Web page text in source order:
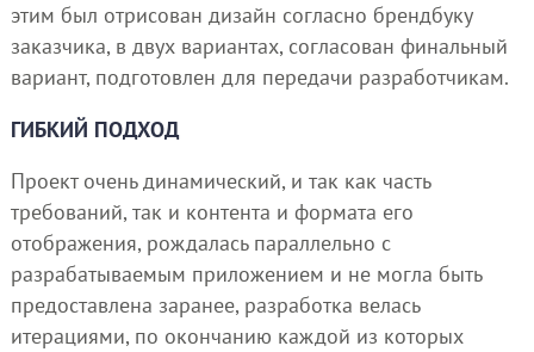
этим был отрисован дизайн согласно брендбуку
заказчика, в двух вариантах, согласован финальный
вариант, подготовлен для передачи разработчикам.
ГИБКИЙ ПОДХОД
Проект очень динамический, и так как часть
требований, так и контента и формата его
отображения, рождалась параллельно с
разрабатываемым приложением и не могла быть
предоставлена заранее, разработка велась
итерациями, по окончанию каждой из которых